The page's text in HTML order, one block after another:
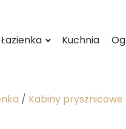
Łazienka Kuchnia
/ Kabiny prysznicowe